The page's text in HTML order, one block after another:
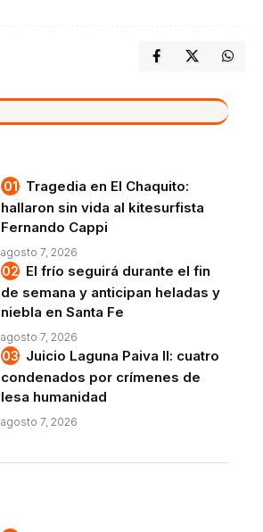
Tragedia en El Chaquito:
hallaron sin vida al kitesurfista
Fernando Cappi
agosto 7, 2026
El frío seguirá durante el fin
de semana y anticipan heladas y
niebla en Santa Fe
agosto 7, 2026
Juicio Laguna Paiva II: cuatro
condenados por crímenes de
lesa humanidad
agosto 7, 2026